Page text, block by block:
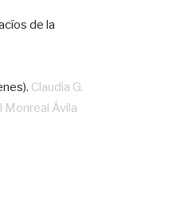
de la
Claudia G.
Monreal Ávila